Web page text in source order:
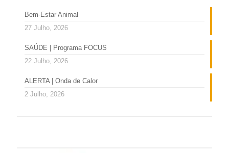
Bem-Estar Animal
27 Julho, 2026
SAÚDE | Programa FOCUS
22 Julho, 2026
ALERTA | Onda de Calor
2 Julho, 2026